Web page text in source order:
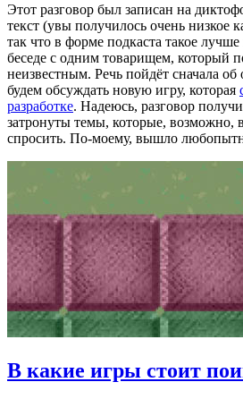
Этот разговор был записан на
текст (увы получилось очень низкое
так что в форме подкаста такое
беседе с одним товарищем, который
неизвестным. Речь пойдёт сначала
будем обсуждать новую игру, которая
разработке. Надеюсь, разговор
затронуты темы, которые, возможно,
спросить. По-моему, вышло
В какие игры стоит